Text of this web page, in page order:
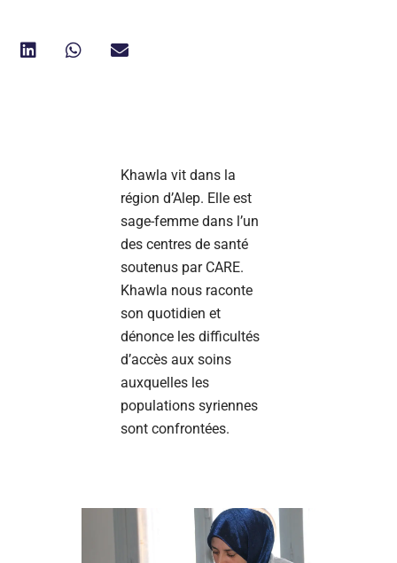
Khawla vit dans la
région d’Alep. Elle est
sage-femme dans l’un
des centres de santé
soutenus par CARE.
Khawla nous raconte
son quotidien et
dénonce les difficultés
d’accès aux soins
auxquelles les
populations syriennes
sont confrontées.